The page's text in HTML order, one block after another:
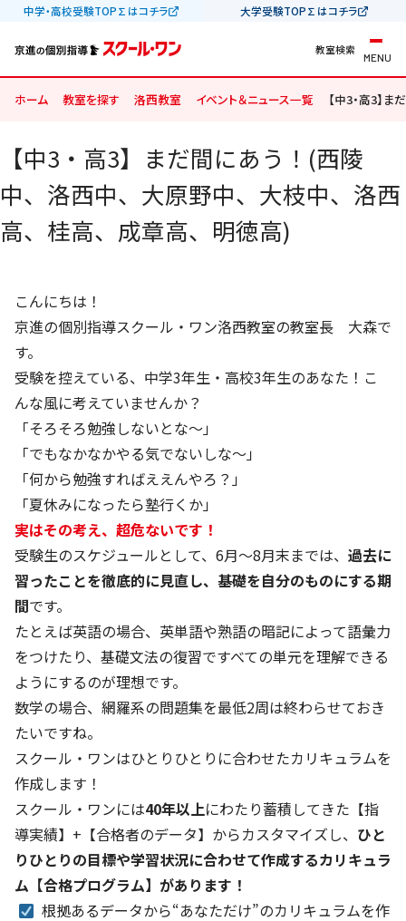
中学・高校受験TOP∑はコチラ 大学受験TOP∑はコチラ
教室検索
MENU
ホーム 教室を探す 洛西教室 イベント＆ニュース一覧 【中3・高3】
【中3・高3】まだ間にあう！(西陵
中、洛西中、大原野中、大枝中、洛西
高、桂高、成章高、明徳高)
こんにちは！
京進の個別指導スクール・ワン洛西教室の教室長 大森で
す。
受験を控えている、中学3年生・高校3年生のあなた！こ
んな風に考えていませんか？
「そろそろ勉強しないとな～」
「でもなかなかやる気でないしな～」
「何から勉強すればええんやろ？」
「夏休みになったら塾行くか」
実はその考え、超危ないです！
受験生のスケジュールとして、6月～8月末までは、 過去に
習ったことを徹底的に見直し、基礎を自分のものにする期
間です。
たとえば英語の場合、英単語や熟語の暗記によって語彙力
をつけたり、基礎文法の復習ですべての単元を理解できる
ようにするのが理想です。
数学の場合、網羅系の問題集を最低2周は終わらせておき
たいですね。
スクール・ワンはひとりひとりに合わせたカリキュラムを
作成します！
スクール・ワンには40年以上にわたり蓄積してきた【指
導実績】+【合格者のデータ】からカスタマイズし、 ひと
りひとりの目標や学習状況に合わせて作成するカリキュラ
ム【合格プログラム】があります！
根拠あるデータから“あなただけ”のカリキュラムを作